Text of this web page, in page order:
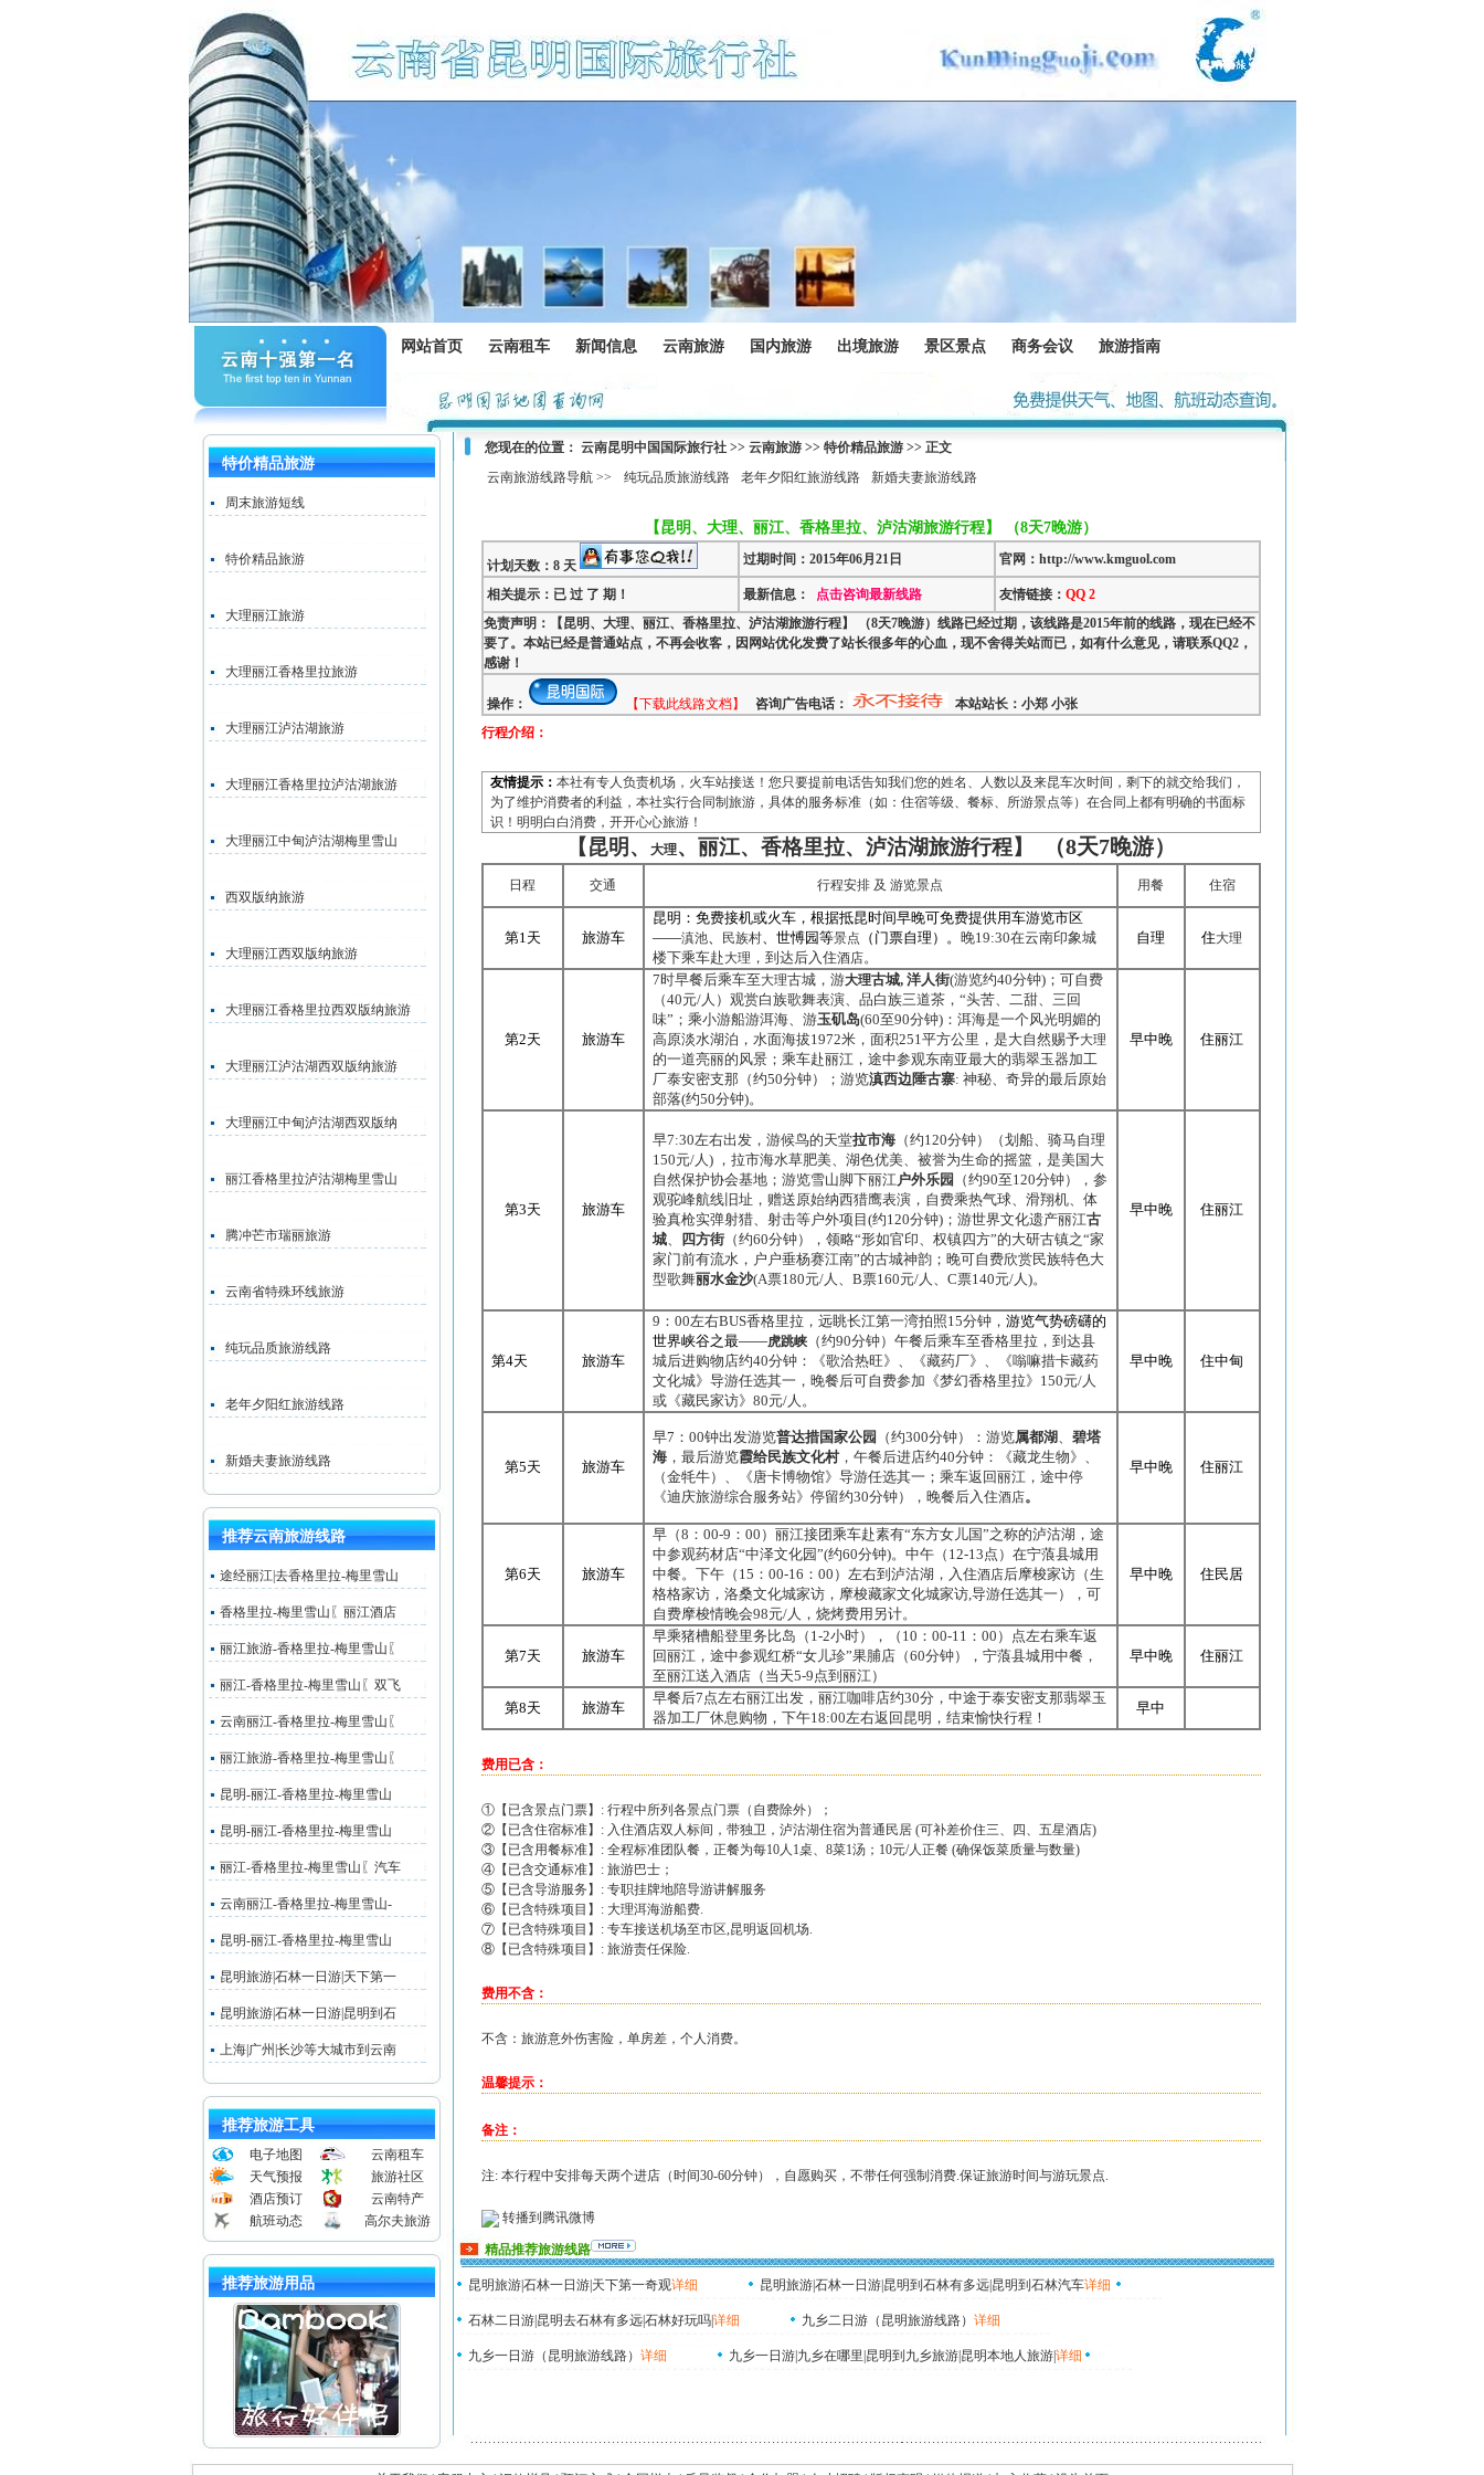
网站首页 云南租车 新闻信息 云南旅游 国内旅游 出境旅游 景区景点 商务会议 旅游指南
特价精品旅游
周末旅游短线
特价精品旅游
大理丽江旅游
大理丽江香格里拉旅游
大理丽江泸沽湖旅游
大理丽江香格里拉泸沽湖旅游
大理丽江中甸泸沽湖梅里雪山
西双版纳旅游
大理丽江西双版纳旅游
大理丽江香格里拉西双版纳旅游
大理丽江泸沽湖西双版纳旅游
大理丽江中甸泸沽湖西双版纳
丽江香格里拉泸沽湖梅里雪山
腾冲芒市瑞丽旅游
云南省特殊环线旅游
纯玩品质旅游线路
老年夕阳红旅游线路
新婚夫妻旅游线路
推荐云南旅游线路
途经丽江|去香格里拉-梅里雪山
香格里拉-梅里雪山〖丽江酒店
丽江旅游-香格里拉-梅里雪山〖
丽江-香格里拉-梅里雪山〖双飞
云南丽江-香格里拉-梅里雪山〖
丽江旅游-香格里拉-梅里雪山〖
昆明-丽江-香格里拉-梅里雪山
昆明-丽江-香格里拉-梅里雪山
丽江-香格里拉-梅里雪山〖汽车
云南丽江-香格里拉-梅里雪山-
昆明-丽江-香格里拉-梅里雪山
昆明旅游|石林一日游|天下第一
昆明旅游|石林一日游|昆明到石
上海|广州|长沙等大城市到云南
推荐旅游工具
电子地图
云南租车
天气预报
旅游社区
酒店预订
云南特产
航班动态
高尔夫旅游
推荐旅游用品
您现在的位置： 云南昆明中国国际旅行社>> 云南旅游>> 特价精品旅游>> 正文
云南旅游线路导航 >>
纯玩品质旅游线路 老年夕阳红旅游线路 新婚夫妻旅游线路
【昆明、大理、丽江、香格里拉、泸沽湖旅游行程】 （8天7晚游）
计划天数：8 天 过期时间：2015年06月21日 官网：http://www.kmguol.com
相关提示：已 过 了 期！ 最新信息： 点击咨询最新线路 友情链接： QQ 2
免责声明：【昆明、大理、丽江、香格里拉、泸沽湖旅游行程】 （8天7晚游）线路已经过期，该线路是2015年前的线路，现在已经不
要了。本站已经是普通站点，不再会收客，因网站优化发费了站长很多年的心血，现不舍得关站而已，如有什么意见，请联系QQ2，
感谢！
操作： 【下载此线路文档】 咨询广告电话：
本站站长：小郑 小张
行程介绍：
友情提示： 本社有专人负责机场，火车站接送！您只要提前电话告知我们您的姓名、人数以及来昆车次时间，剩下的就交给我们，
为了维护消费者的利益，本社实行合同制旅游，具体的服务标准（如：住宿等级、餐标、所游景点等）在合同上都有明确的书面标
识！明明白白消费，开开心心旅游！
【昆明、 大理、丽江、香格里拉、泸沽湖旅游行程】 （8天7晚游）
日程 交通 行程安排 及 游览景点 用餐 住宿
第1天 旅游车
昆明： 免费接机或火车，根据抵昆时间早晚可免费提供用车游览市区
——滇池、 民族村、世愽园等景点 （门票自理）。 晚19:30在云南印象城
楼下乘车赴大理 ，到达后入住酒店。
自理 住大理
第2天 旅游车
7时早餐后乘车至大理古城，游大理古城, 洋人街(游览约40分钟)；可自费
（40元/人）观赏白族歌舞表演、品白族三道茶，“头苦、二甜、三回
味”；乘小游船游洱海、游玉矶岛(60至90分钟)：洱海是一个风光明媚的
高原淡水湖泊，水面海拔1972米，面积251平方公里，是大自然赐予大理
的一道亮丽的风景；乘车赴丽江，途中参观东南亚最大的翡翠玉器加工
厂泰安密支那（约50分钟）；游览滇西边陲古寨: 神秘、奇异的最后原始
部落(约50分钟)。
早中晚 住丽江
第3天 旅游车
早7:30左右出发，游候鸟的天堂拉市海（约120分钟）（划船、骑马自理
150元/人) ，拉市海水草肥美、湖色优美、被誉为生命的摇篮，是美国大
自然保护协会基地；游览雪山脚下丽江户外乐园 （约90至120分钟），参
观驼峰航线旧址，赠送原始纳西猎鹰表演，自费乘热气球、滑翔机、体
验真枪实弹射猎、射击等户外项目 (约120分钟)；游世界文化遗产丽江古
城、 四方街（约60分钟），领略“形如官印、权镇四方”的大研古镇之“家
家门前有流水，户户垂杨赛江南”的古城神韵；晚可自费欣赏民族特色大
型歌舞丽水金沙(A票180元/人、 B票160元/人、 C票140元/人)。
早中晚 住丽江
第4天 旅游车
9 ： 00左右BUS香格里拉，远眺长江第一湾拍照15分钟， 游览气势磅礴的
世界峡谷之最——虎跳峡（约90分钟）午餐后乘车至香格里拉，到达县
城后进购物店约40分钟：《歌洽热旺》、《藏药厂》、《嗡嘛措卡藏药
文化城》导游任选其一，晚餐后可自费参加《梦幻香格里拉》 150元/人
或《藏民家访》 80元/人。
早中晚 住中甸
第5天 旅游车
早7 ： 00钟出发游览普达措国家公园 （约300分钟）： 游览属都湖、 碧塔
海，最后游览霞给民族文化村，午餐后进店约40分钟：《藏龙生物》、
（金牦牛）、《唐卡博物馆》导游任选其一；乘车返回丽江，途中停
《迪庆旅游综合服务站》停留约30分钟），晚餐后入住酒店。
早中晚 住丽江
第6天 旅游车
早（8 ： 00-9 ： 00 ）丽江接团乘车赴素有“东方女儿国”之称的泸沽湖，途
中参观药材店“中泽文化园”(约60分钟)。中午（ 12-13点）在宁蒗县城用
中餐。下午（ 15 ： 00-16 ： 00 ）左右到泸沽湖，入住酒店后摩梭家访（生
格格家访，洛桑文化城家访，摩梭藏家文化城家访,导游任选其一），可
自费摩梭情晚会98元/人，烧烤费用另计。
早中晚 住民居
第7天 旅游车
早乘猪槽船登里务比岛（ 1-2小时），（ 10 ： 00-11 ： 00 ）点左右乘车返
回丽江，途中参观红桥“女儿珍”果脯店（60分钟），宁蒗县城用中餐，
至丽江送入酒店（当天5-9点到丽江）
早中晚 住丽江
第8天 旅游车
早餐后7点左右丽江出发， 丽江咖啡店约30分， 中途于泰安密支那翡翠玉
器加工厂休息购物，下午18:00左右返回昆明，结束愉快行程！
早中
费用已含：
①【已含景点门票】: 行程中所列各景点门票（自费除外）；
②【已含住宿标准】: 入住酒店双人标间，带独卫，泸沽湖住宿为普通民居 (可补差价住三、四、五星酒店)
③【已含用餐标准】: 全程标准团队餐，正餐为每10人1桌、8菜1汤；10元/人正餐 (确保饭菜质量与数量)
④【已含交通标准】: 旅游巴士；
⑤【已含导游服务】: 专职挂牌地陪导游讲解服务
⑥【已含特殊项目】: 大理洱海游船费.
⑦【已含特殊项目】: 专车接送机场至市区,昆明返回机场.
⑧【已含特殊项目】: 旅游责任保险.
费用不含：
不含：旅游意外伤害险，单房差，个人消费。
温馨提示：
备注：
注: 本行程中安排每天两个进店（时间30-60分钟），自愿购买，不带任何强制消费.保证旅游时间与游玩景点.
转播到腾讯微博
精品推荐旅游线路
详细
昆明旅游|石林一日游|天下第一奇观 详细
昆明旅游|石林一日游|昆明到石林有多远|昆明到石林汽车
详细
石林二日游|昆明去石林有多远|石林好玩吗| 详细
九乡二日游（昆明旅游线路）
详细
九乡一日游（昆明旅游线路） 详细
九乡一日游|九乡在哪里|昆明到九乡旅游|昆明本地人旅游|